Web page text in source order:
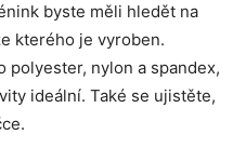
byste měli hledět na
kterého je vyroben.
polyester, nylon a spandex,
ideální. Také se ujistěte,